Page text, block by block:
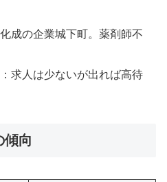
成の企業城下町。薬剤師不
求人は少ないが出れば高待
傾向